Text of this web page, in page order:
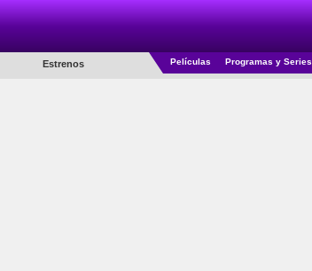
Estrenos Películas Programas y Series